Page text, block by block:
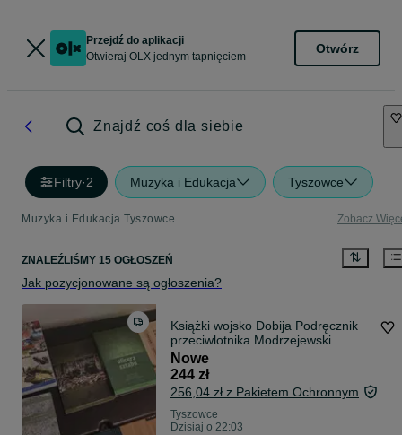
Przejdź do aplikacji
Otwieraj OLX jednym tapnięciem
Otwórz
Znajdź coś dla siebie
Filtry·2 Muzyka i Edukacja Tyszowce
Muzyka i Edukacja Tyszowce Zobacz
ZNALEŹLIŚMY 15 OGŁOSZEŃ
Jak pozycjonowane są ogłoszenia?
Książki wojsko Dobija Podręcznik
przeciwlotnika Modrzejewski
Podstawy rozpoznania Podręcznik
oficera sztabu Podstawy działań
taktycznych Elak bryk
Nowe
244 zł
256,04 zł z Pakietem Ochronnym
Tyszowce
Dzisiaj o 22:03